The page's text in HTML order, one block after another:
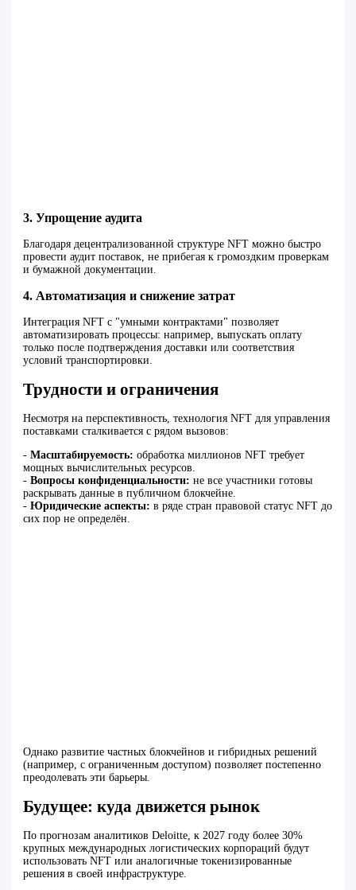
3. Упрощение аудита
Благодаря децентрализованной структуре NFT можно быстро
провести аудит поставок, не прибегая к громоздким проверкам
и бумажной документации.
4. Автоматизация и снижение затрат
Интеграция NFT с "умными контрактами" позволяет
автоматизировать процессы: например, выпускать оплату
только после подтверждения доставки или соответствия
условий транспортировки.
Трудности и ограничения
Несмотря на перспективность, технология NFT для управления
поставками сталкивается с рядом вызовов:
-Масштабируемость: обработка миллионов NFT требует
мощных вычислительных ресурсов.
-Вопросы конфиденциальности: не все участники готовы
раскрывать данные в публичном блокчейне.
-Юридические аспекты: в ряде стран правовой статус NFT до
сих пор не определён.
Однако развитие частных блокчейнов и гибридных решений
(например, с ограниченным доступом) позволяет постепенно
преодолевать эти барьеры.
Будущее: куда движется рынок
По прогнозам аналитиков Deloitte, к 2027 году более 30%
крупных международных логистических корпораций будут
использовать NFT или аналогичные токенизированные
решения в своей инфраструктуре.